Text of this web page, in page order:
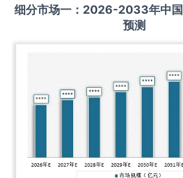
细分市场一： 2026-2033年中国
预测